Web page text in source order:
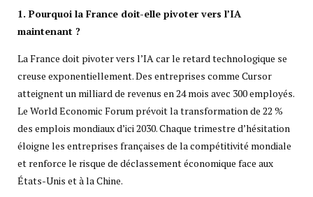
1. Pourquoi la France doit-elle pivoter vers l’IA
maintenant ?
La France doit pivoter vers l’IA car le retard technologique se
creuse exponentiellement. Des entreprises comme Cursor
atteignent un milliard de revenus en 24 mois avec 300 employés.
Le World Economic Forum prévoit la transformation de 22 %
des emplois mondiaux d’ici 2030. Chaque trimestre d’hésitation
éloigne les entreprises françaises de la compétitivité mondiale
et renforce le risque de déclassement économique face aux
États-Unis et à la Chine.